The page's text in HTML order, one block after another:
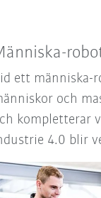
ett människa-
och
kompletterar
4.0 blir